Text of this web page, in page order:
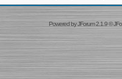
Powered byJForum 2.1.9©